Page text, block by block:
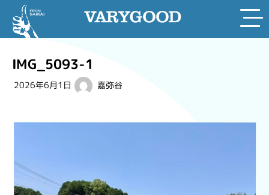
content
IMG_5093-1
2026年6月1日 嘉弥谷